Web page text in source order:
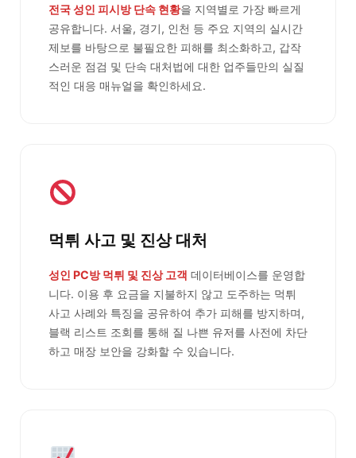
전국 성인 피시방 단속 현황을 지역별로 가장 빠르게
공유합니다. 서울, 경기, 인천 등 주요 지역의 실시간
제보를 바탕으로 불필요한 피해를 최소화하고, 갑작
스러운 점검 및 단속 대처법에 대한 업주들만의 실질
적인 대응 매뉴얼을 확인하세요.
먹튀 사고 및 진상 대처
성인 PC방 먹튀 및 진상 고객 데이터베이스를 운영합
니다. 이용 후 요금을 지불하지 않고 도주하는 먹튀
사고 사례와 특징을 공유하여 추가 피해를 방지하며,
블랙 리스트 조회를 통해 질 나쁜 유저를 사전에 차단
하고 매장 보안을 강화할 수 있습니다.